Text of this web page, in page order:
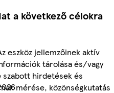
a következő célokra
eszköz jellemzőinek aktív
tárolása és/vagy
szabott hirdetések és
mérése, közönségkutatás